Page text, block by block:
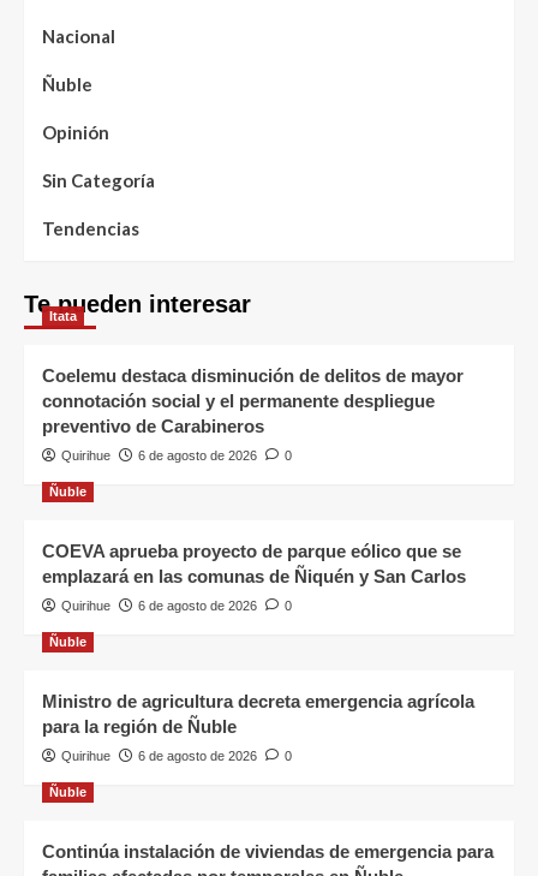
Nacional
Ñuble
Opinión
Sin Categoría
Tendencias
Te pueden interesar
Itata
Coelemu destaca disminución de delitos de mayor
connotación social y el permanente despliegue
preventivo de Carabineros
Quirihue 6 de agosto de 2026 0
Ñuble
COEVA aprueba proyecto de parque eólico que se
emplazará en las comunas de Ñiquén y San Carlos
Quirihue 6 de agosto de 2026 0
Ñuble
Ministro de agricultura decreta emergencia agrícola
para la región de Ñuble
Quirihue 6 de agosto de 2026 0
Ñuble
Continúa instalación de viviendas de emergencia para